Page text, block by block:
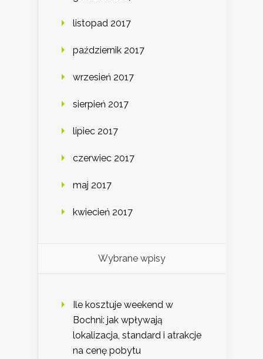
listopad 2017
październik 2017
wrzesień 2017
sierpień 2017
lipiec 2017
czerwiec 2017
maj 2017
kwiecień 2017
Wybrane wpisy
Ile kosztuje weekend w
Bochni: jak wpływają
lokalizacja, standard i atrakcje
na cenę pobytu